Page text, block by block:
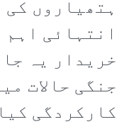
ہتھیاروں
انتہائی
خریدار یہ
جنگی حالات
کارکردگی